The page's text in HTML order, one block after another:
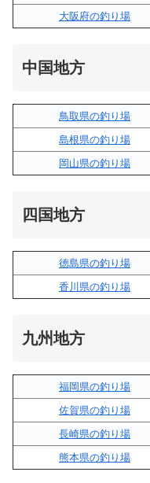
大阪府の釣り場
中国地方
鳥取県の釣り場
島根県の釣り場
岡山県の釣り場
四国地方
徳島県の釣り場
香川県の釣り場
九州地方
福岡県の釣り場
佐賀県の釣り場
長崎県の釣り場
熊本県の釣り場